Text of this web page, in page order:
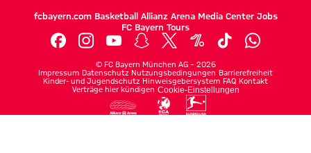
fcbayern.com Basketball Allianz Arena Media Center Jobs
FC Bayern Tours
© FC Bayern München AG – 2026
Impressum Datenschutz Nutzungsbedingungen Barrierefreiheit
Kinder- und Jugendschutz Hinweisgebersystem FAQ Kontakt
Verträge hier kündigen Cookie-Einstellungen